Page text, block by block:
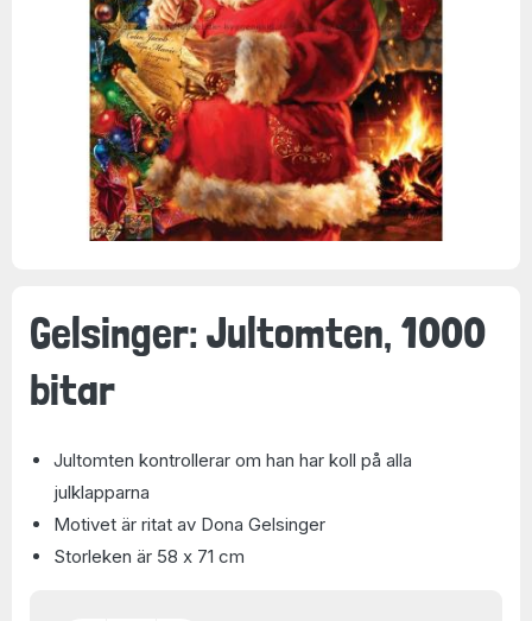
Gelsinger: Jultomten, 1000
bitar
Jultomten kontrollerar om han har koll på alla
julklapparna
Motivet är ritat av Dona Gelsinger
Storleken är 58 x 71 cm